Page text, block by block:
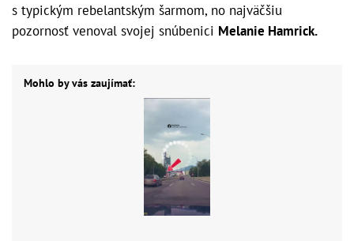
s typickým rebelantským šarmom, no najväčšiu
pozornosť venoval svojej snúbenici Melanie Hamrick.
Mohlo by vás zaujímať: